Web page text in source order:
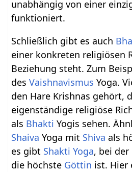
unabhängig von einer
funktioniert.
Schließlich gibt es auch
einer konkreten religiösen
Beziehung steht. Zum
desVaishnavismus Yoga.
den Hare Krishnas gehört,
eigenständige religiöse
als Bhakti Yogis sehen.
Shaiva Yoga mit Shiva als
es gibt Shakti Yoga, bei der
die höchste Göttin ist. Hier